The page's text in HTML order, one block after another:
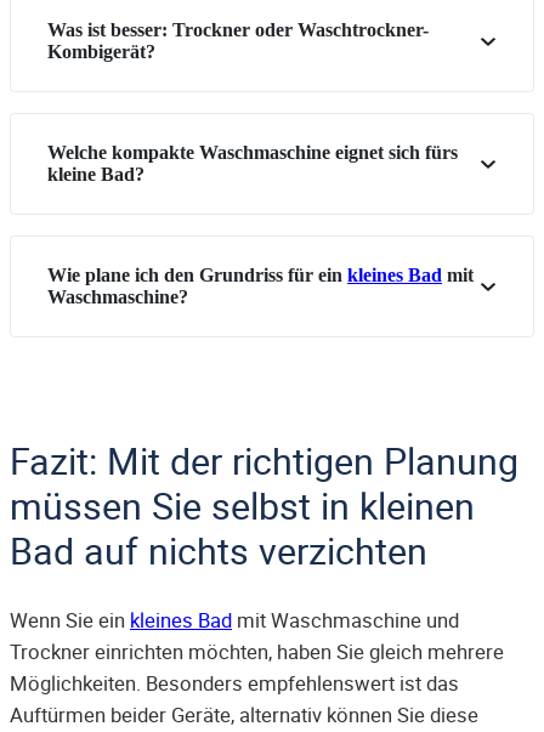
Was ist besser: Trockner oder Waschtrockner-
Kombigerät?
Welche kompakte Waschmaschine eignet sich fürs
kleine Bad?
Wie plane ich den Grundriss für ein kleines Bad mit
Waschmaschine?
Fazit: Mit der richtigen Planung
müssen Sie selbst in kleinen
Bad auf nichts verzichten
Wenn Sie ein kleines Bad mit Waschmaschine und
Trockner einrichten möchten, haben Sie gleich mehrere
Möglichkeiten. Besonders empfehlenswert ist das
Auftürmen beider Geräte, alternativ können Sie diese